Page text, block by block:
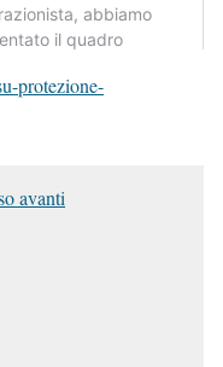
protezione-
avanti